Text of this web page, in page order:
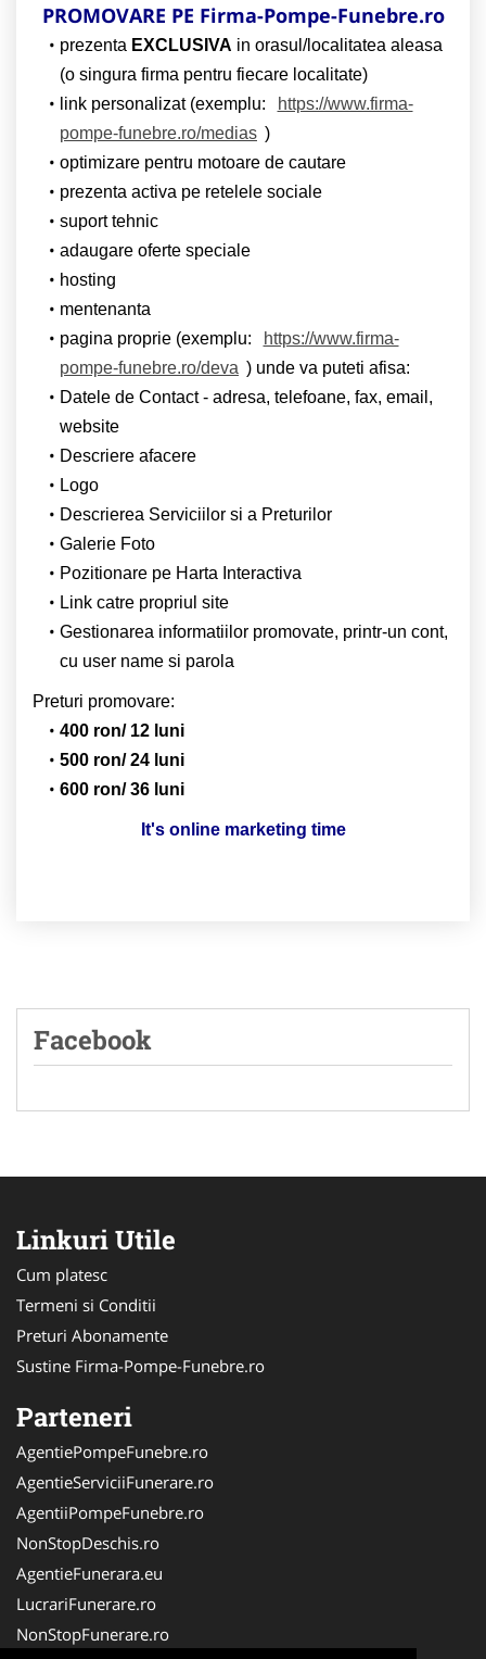
PROMOVARE PE Firma-Pompe-Funebre.ro
prezenta EXCLUSIVA in orasul/localitatea aleasa
(o singura firma pentru fiecare localitate)
link personalizat (exemplu:
https://www.firma-
pompe-funebre.ro/medias )
optimizare pentru motoare de cautare
prezenta activa pe retelele sociale
suport tehnic
adaugare oferte speciale
hosting
mentenanta
pagina proprie (exemplu:
https://www.firma-
pompe-funebre.ro/deva ) unde va puteti afisa:
Datele de Contact - adresa, telefoane, fax, email,
website
Descriere afacere
Logo
Descrierea Serviciilor si a Preturilor
Galerie Foto
Pozitionare pe Harta Interactiva
Link catre propriul site
Gestionarea informatiilor promovate, printr-un cont,
cu user name si parola
Preturi promovare:
400 ron/ 12 luni
500 ron/ 24 luni
600 ron/ 36 luni
It's online marketing time
Facebook
Linkuri Utile
Cum platesc
Termeni si Conditii
Preturi Abonamente
Sustine Firma-Pompe-Funebre.ro
Parteneri
AgentiePompeFunebre.ro
AgentieServiciiFunerare.ro
AgentiiPompeFunebre.ro
NonStopDeschis.ro
AgentieFunerara.eu
LucrariFunerare.ro
NonStopFunerare.ro